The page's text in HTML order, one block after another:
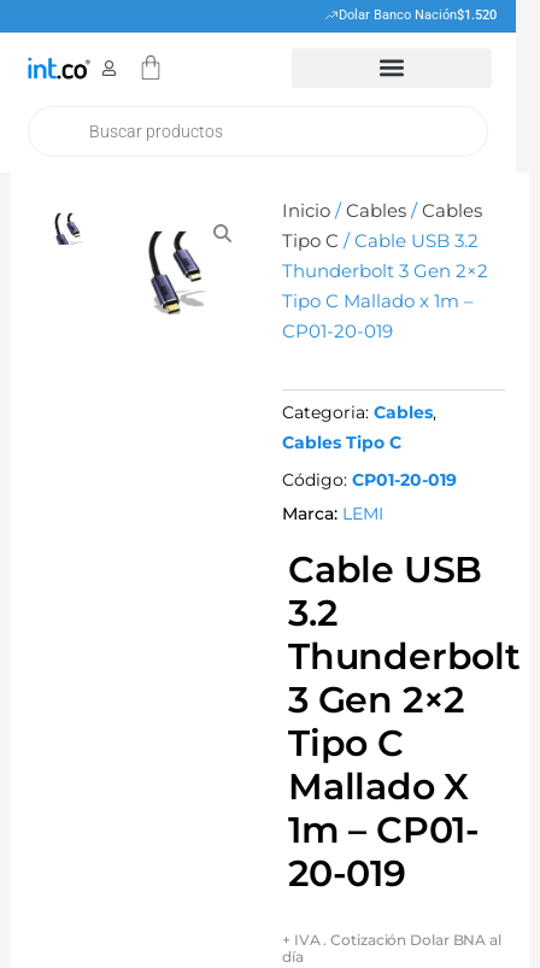
contenido
Dolar Banco Nación$1.520
Cart
Inicio /Cables /Cables
Tipo C / Cable USB 3.2
Thunderbolt 3 Gen 2×2
Tipo C Mallado x 1m –
CP01-20-019
Categoria: Cables,
Cables Tipo C
Código: CP01-20-019
Marca: LEMI
Cable USB
3.2
Thunderbolt
3 Gen 2×2
Tipo C
Mallado X
1m – CP01-
20-019
+ IVA . Cotización Dolar BNA al
día